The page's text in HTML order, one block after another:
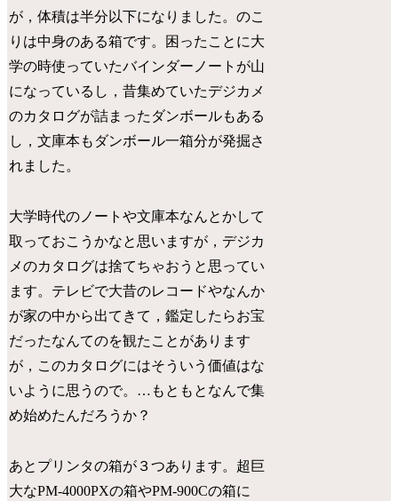
が，体積は半分以下になりました。のこ
りは中身のある箱です。困ったことに大
学の時使っていたバインダーノートが山
になっているし，昔集めていたデジカメ
のカタログが詰まったダンボールもある
し，文庫本もダンボール一箱分が発掘さ
れました。
大学時代のノートや文庫本なんとかして
取っておこうかなと思いますが，デジカ
メのカタログは捨てちゃおうと思ってい
ます。テレビで大昔のレコードやなんか
が家の中から出てきて，鑑定したらお宝
だったなんてのを観たことがあります
が，このカタログにはそういう価値はな
いように思うので。…もともとなんで集
め始めたんだろうか？
あとプリンタの箱が３つあります。超巨
大なPM-4000PXの箱やPM-900Cの箱に